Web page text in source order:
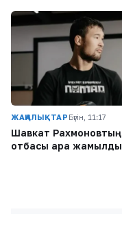
ЖАҢАЛЫҚТАР Бүгін, 11:17
Шавкат Рахмоновтың
отбасы қара жамылды